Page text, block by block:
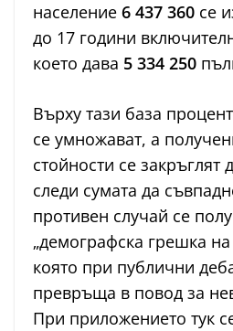
население 6 437 360 се
до 17 години
което дава 5 334 250
Върху тази база
се умножават, а
стойности се закръглят
следи сумата да
противен случай се
„демографска грешка на
която при публични
превръща в повод за
При приложението тук